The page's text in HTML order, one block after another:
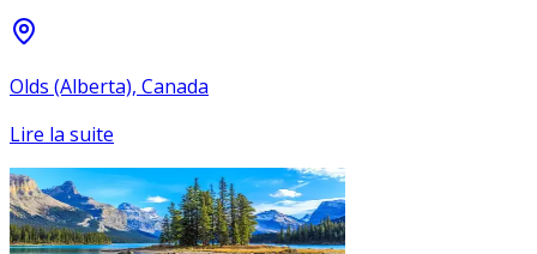
Olds (Alberta), Canada
Lire la suite